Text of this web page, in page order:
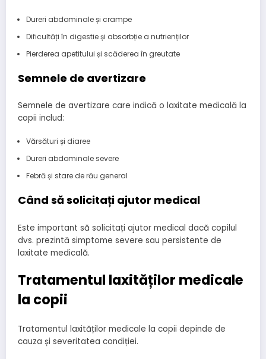
Dureri abdominale și crampe
Dificultăți în digestie și absorbție a nutrienților
Pierderea apetitului și scăderea în greutate
Semnele de avertizare
Semnele de avertizare care indică o laxitate medicală la
copii includ:
Vărsături și diaree
Dureri abdominale severe
Febră și stare de rău general
Când să solicitați ajutor medical
Este important să solicitați ajutor medical dacă copilul
dvs. prezintă simptome severe sau persistente de
laxitate medicală.
Tratamentul laxităților medicale
la copii
Tratamentul laxităților medicale la copii depinde de
cauza și severitatea condiției.